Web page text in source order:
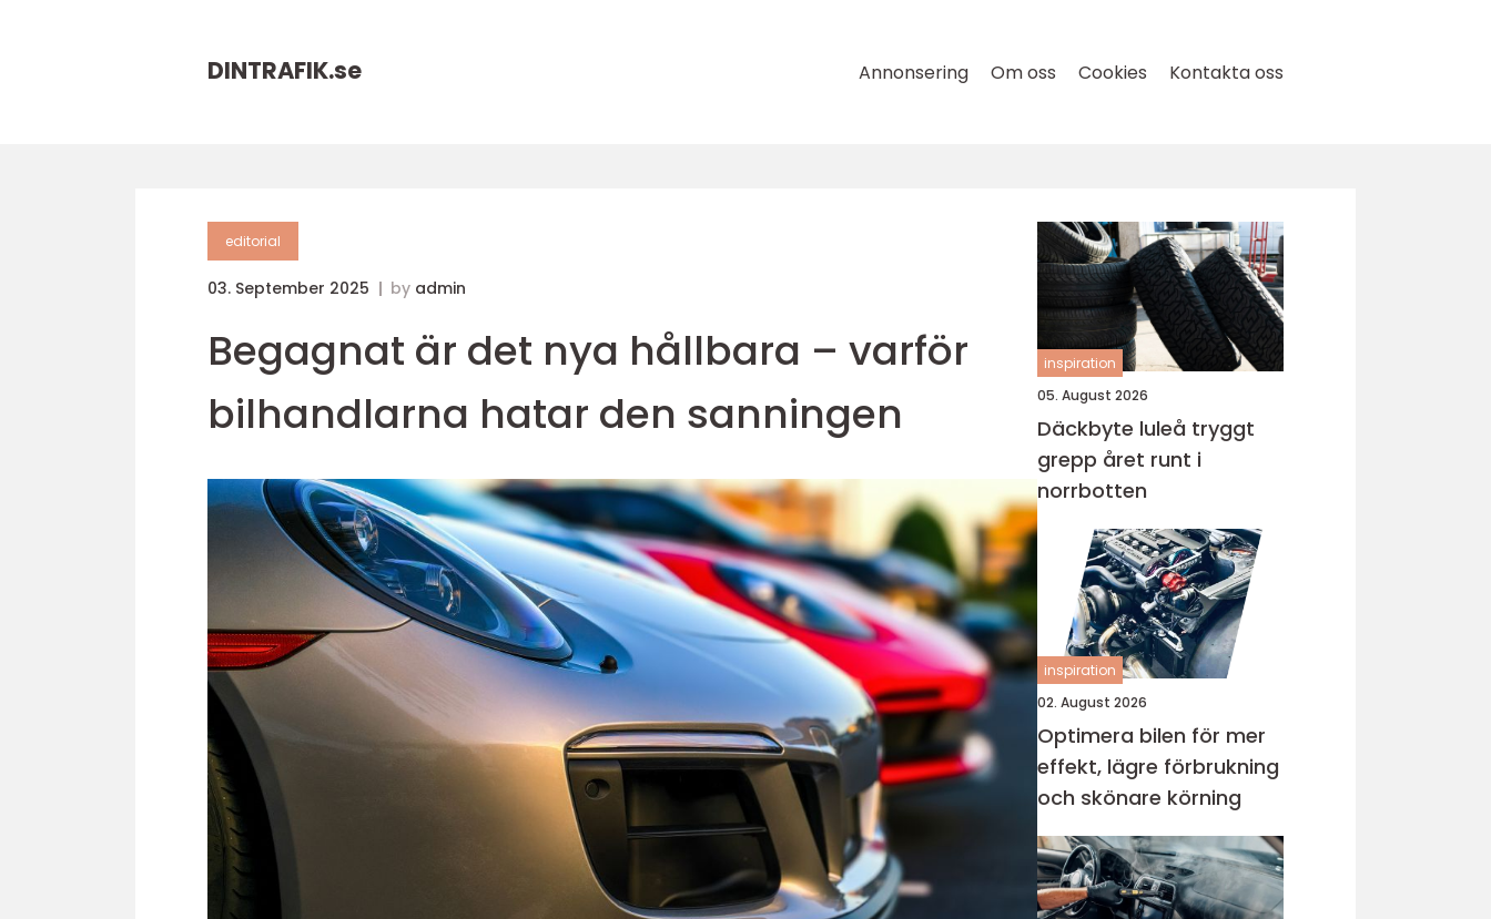
DINTRAFIK.se Annonsering Om oss Cookies Kontakta oss
editorial
03. September 2025 by admin
Begagnat är det nya hållbara – varför
bilhandlarna hatar den sanningen
inspiration
05. August 2026
Däckbyte luleå tryggt
grepp året runt i
norrbotten
inspiration
02. August 2026
Optimera bilen för mer
effekt, lägre förbrukning
och skönare körning